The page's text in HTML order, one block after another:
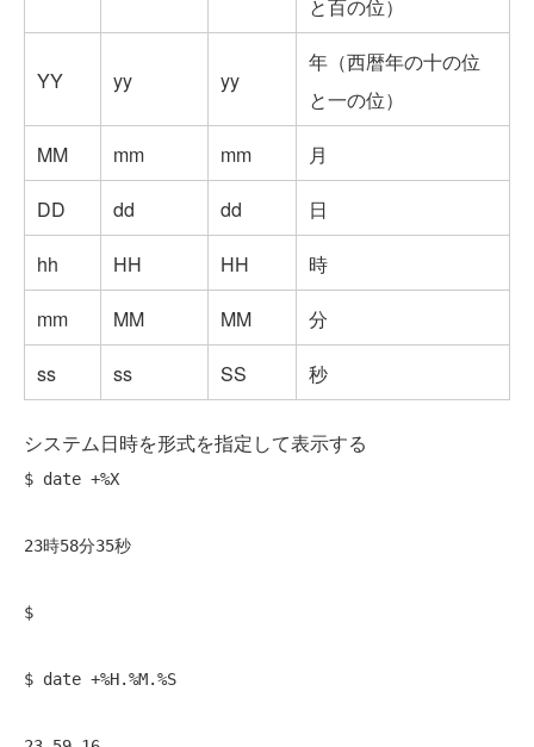
と百の位）
YY yy yy
年（西暦年の十の位
と一の位）
MM
mm mm
月
DD
dd dd
日
hh
HH HH
時
mm
MM MM
分
ss
ss SS 秒
システム日時を形式を指定して表示する
$ date +%X
23時58分35秒
$
$ date +%H.%M.%S